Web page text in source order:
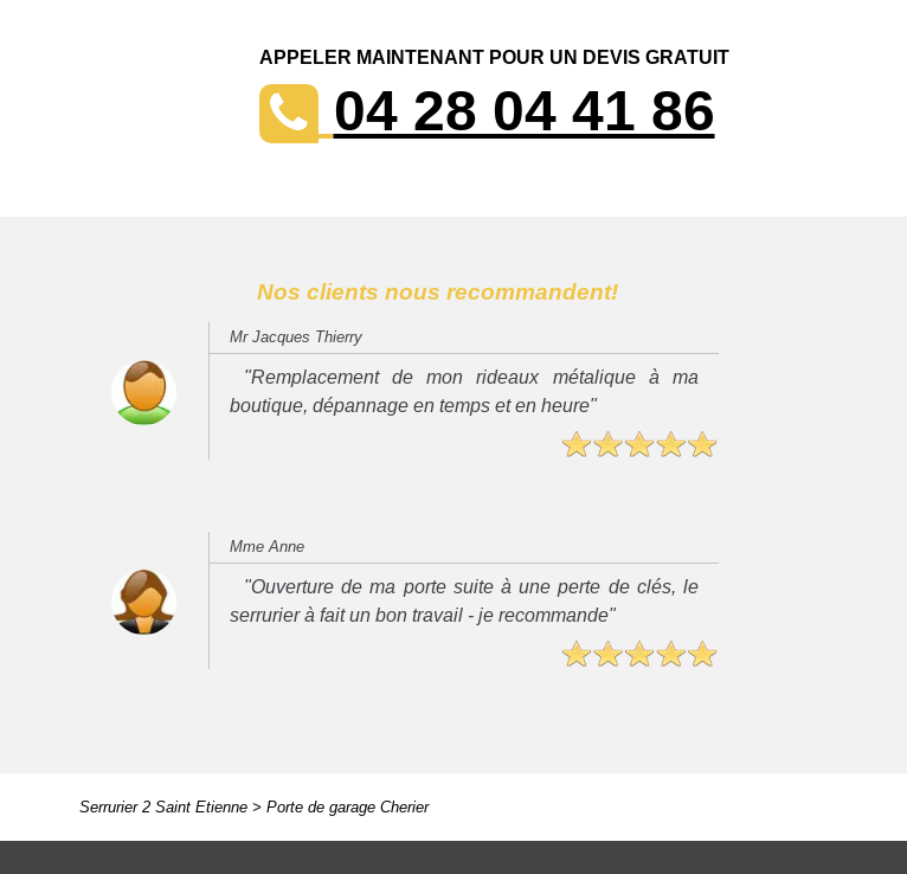
APPELER MAINTENANT POUR UN DEVIS GRATUIT
04 28 04 41 86
Nos clients nous recommandent!
Mr Jacques Thierry
"Remplacement de mon rideaux métalique à ma
boutique, dépannage en temps et en heure"
Mme Anne
"Ouverture de ma porte suite à une perte de clés, le
serrurier à fait un bon travail - je recommande"
Serrurier 2 Saint Etienne> Porte de garage Cherier